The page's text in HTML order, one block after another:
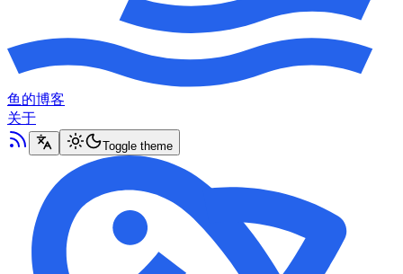
鱼的博客
关于
Toggle theme